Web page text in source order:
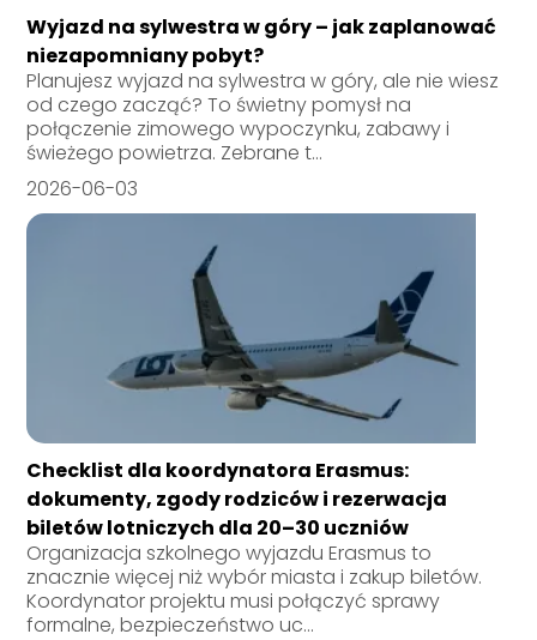
Wyjazd na sylwestra w góry – jak zaplanować
niezapomniany pobyt?
Planujesz wyjazd na sylwestra w góry, ale nie wiesz
od czego zacząć? To świetny pomysł na
połączenie zimowego wypoczynku, zabawy i
świeżego powietrza. Zebrane t...
2026-06-03
Checklist dla koordynatora Erasmus:
dokumenty, zgody rodziców i rezerwacja
biletów lotniczych dla 20–30 uczniów
Organizacja szkolnego wyjazdu Erasmus to
znacznie więcej niż wybór miasta i zakup biletów.
Koordynator projektu musi połączyć sprawy
formalne, bezpieczeństwo uc...